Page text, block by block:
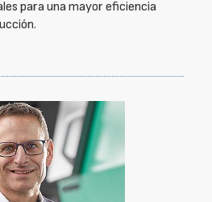
para una mayor eficiencia